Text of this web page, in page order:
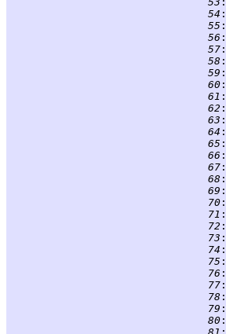
  54
:
  55
:
  56
:
  57
:
  58
:
  59
:
  60
:
  61
:
  62
:
  63
:
  64
:
  65
:
  66
:
  67
:
  68
:
  69
:
  70
:
  71
:
  72
:
  73
:
  74
:
  75
:
  76
:
  77
:
  78
:
  79
:
  80
: